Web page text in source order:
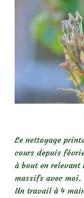
Le nettoyage
cours depuis
à bout en relevant
massifs avec moi.
Un travail à 4